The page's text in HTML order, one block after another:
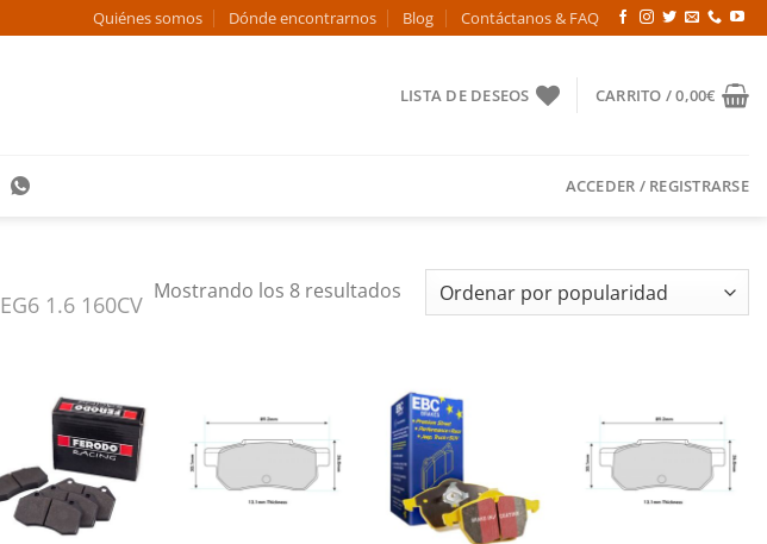
Quiénes somos Dónde encontrarnos Blog Contáctanos & FAQ
LISTA DE DESEOS CARRITO /0,00€
ACCEDER / REGISTRARSE
EG6 1.6 160CV Mostrando los 8 resultadosOrdenado
por
Añadir
a la
lista de
deseos
Añadir
a la
lista de
deseos
deseos
Añadir
a la
lista de
deseos